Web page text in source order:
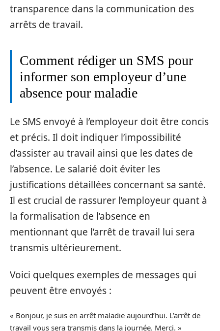
transparence dans la communication des
arrêts de travail.
Comment rédiger un SMS pour
informer son employeur d’une
absence pour maladie
Le SMS envoyé à l’employeur doit être concis
et précis. Il doit indiquer l’impossibilité
d’assister au travail ainsi que les dates de
l’absence. Le salarié doit éviter les
justifications détaillées concernant sa santé.
Il est crucial de rassurer l’employeur quant à
la formalisation de l’absence en
mentionnant que l’arrêt de travail lui sera
transmis ultérieurement.
Voici quelques exemples de messages qui
peuvent être envoyés :
« Bonjour, je suis en arrêt maladie aujourd’hui. L’arrêt de
travail vous sera transmis dans la journée. Merci. »